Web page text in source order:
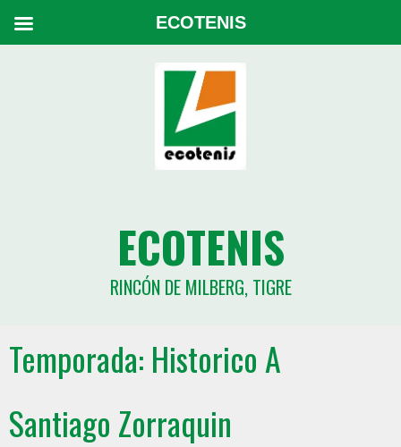
ECOTENIS
RINCÓN DE MILBERG, TIGRE
Temporada: Historico A
Santiago Zorraquin
ECOTENIS